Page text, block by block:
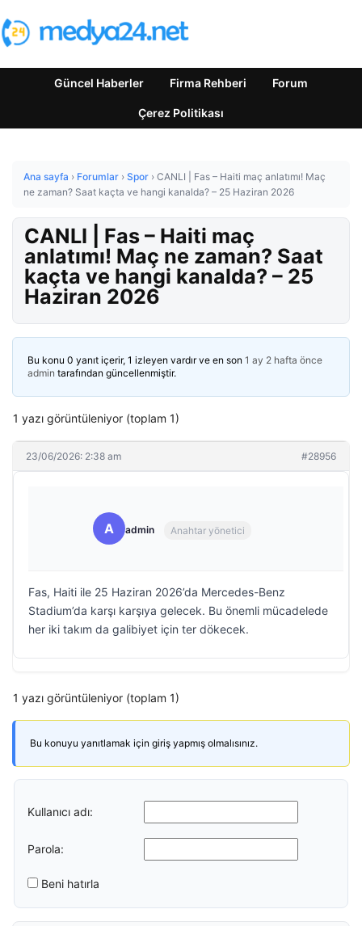
Güncel Haberler Firma Rehberi Forum
Çerez Politikası
Ana sayfa › Forumlar › Spor › CANLI | Fas – Haiti maç anlatımı! Maç
ne zaman? Saat kaçta ve hangi kanalda? – 25 Haziran 2026
CANLI | Fas – Haiti maç
anlatımı! Maç ne zaman? Saat
kaçta ve hangi kanalda? – 25
Haziran 2026
Bu konu 0 yanıt içerir, 1 izleyen vardır ve en son 1 ay 2 hafta önce
admin tarafından güncellenmiştir.
1 yazı görüntüleniyor (toplam 1)
23/06/2026: 2:38 am #28956
A admin Anahtar yönetici
Fas, Haiti ile 25 Haziran 2026’da Mercedes-Benz
Stadium’da karşı karşıya gelecek. Bu önemli mücadelede
her iki takım da galibiyet için ter dökecek.
1 yazı görüntüleniyor (toplam 1)
Bu konuyu yanıtlamak için giriş yapmış olmalısınız.
Kullanıcı adı:
Parola:
Beni hatırla